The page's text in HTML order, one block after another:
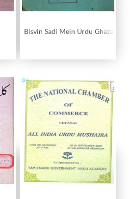
Bisvin Sadi Mein Urdu Ghazal